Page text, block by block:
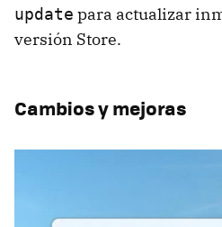
update para actualizar
versión Store.
Cambios y mejoras